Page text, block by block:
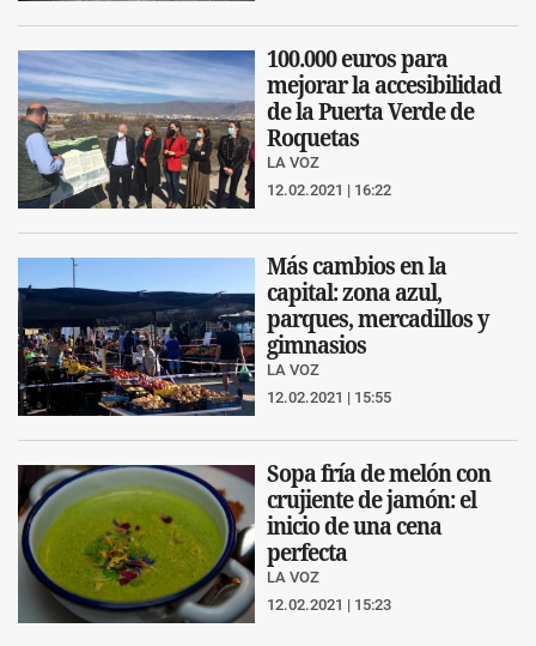
100.000 euros para
mejorar la accesibilidad
de la Puerta Verde de
Roquetas
LA VOZ
12.02.2021 | 16:22
Más cambios en la
capital: zona azul,
parques, mercadillos y
gimnasios
LA VOZ
12.02.2021 | 15:55
Sopa fría de melón con
crujiente de jamón: el
inicio de una cena
perfecta
LA VOZ
12.02.2021 | 15:23